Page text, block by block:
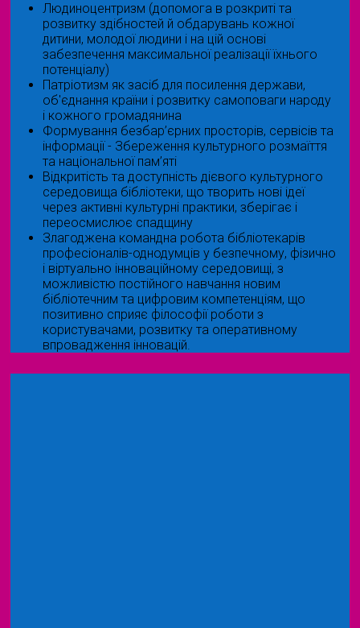
Людиноцентризм (допомога в розкриті та
розвитку здібностей й обдарувань кожної
дитини, молодої людини і на цій основі
забезпечення максимальної реалізації їхнього
потенціалу)
Патріотизм як засіб для посилення держави,
об'єднання країни і розвитку самоповаги народу
і кожного громадянина
Формування безбар’єрних просторів, сервісів та
інформації - Збереження культурного розмаїття
та національної пам’яті
Відкритість та доступність дієвого культурного
середовища бібліотеки, що творить нові ідеї
через активні культурні практики, зберігає і
переосмислює спадщину
Злагоджена командна робота бібліотекарів
професіоналів-однодумців у безпечному, фізично
і віртуально інноваційному середовищі, з
можливістю постійного навчання новим
бібліотечним та цифровим компетенціям, що
позитивно сприяє філософії роботи з
користувачами, розвитку та оперативному
впровадження інновацій.